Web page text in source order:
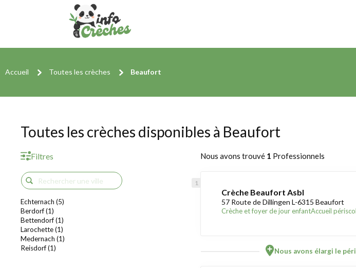
Accueil Toutes les crèches Beaufort
Toutes les crèches disponibles à Beaufort
Filtres
Echternach (5)
Berdorf (1)
Bettendorf (1)
Larochette (1)
Medernach (1)
Reisdorf (1)
Nous avons trouvé 1 Professionnels
Crèche Beaufort Asbl
57 Route de Dillingen L-6315 Beaufort
Crèche et foyer de jour enfantAccueil
Nous avons élargi le